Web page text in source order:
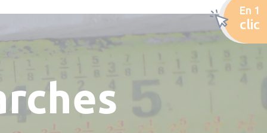
En 1
clic